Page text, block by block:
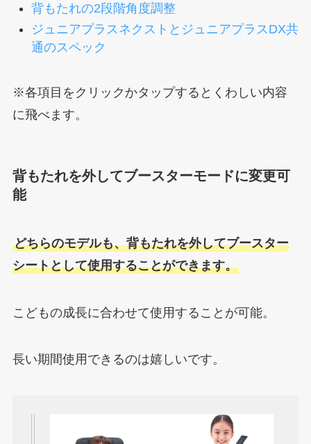
背もたれの2段階角度調整
ジュニアプラスネクストとジュニアプラスDX共
通のスペック
※各項目をクリックかタップするとくわしい内容
に飛べます。
背もたれを外してブースターモードに変更可
能
どちらのモデルも、背もたれを外してブースター
シートとして使用することができます。
こどもの成長に合わせて使用することが可能。
長い期間使用できるのは嬉しいです。